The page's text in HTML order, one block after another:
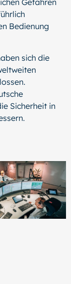
Gefahren
Bedienung
sich die
Sicherheit in